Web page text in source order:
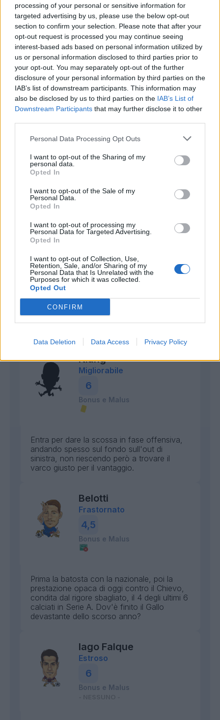
processing of your personal or sensitive information for
targeted advertising by us, please use the below opt-out
section to confirm your selection. Please note that after your
opt-out request is processed you may continue seeing
interest-based ads based on personal information utilized by
us or personal information disclosed to third parties prior to
your opt-out. You may separately opt-out of the further
disclosure of your personal information by third parties on the
IAB’s list of downstream participants. This information may
also be disclosed by us to third parties on the IAB’s List of
Downstream Participants that may further disclose it to other
Personal Data Processing Opt Outs
I want to opt-out of the Sharing of my
personal data.
Opted In
I want to opt-out of the Sale of my
Personal Data.
Opted In
I want to opt-out of processing my
Personal Data for Targeted Advertising.
Opted In
I want to opt-out of Collection, Use,
Retention, Sale, and/or Sharing of my
Personal Data that Is Unrelated with the
Purposes for which it was collected.
Opted Out
CONFIRM
Data Deletion Data Access Privacy Policy
Lo stacco di testa sul gol del pareggio è da
antologia, superando per tempismo sia
Cesar che soprattutto Tomovic. Per il resto
gioca la solita gara di qualità, chiusa con
ben l'80% di passaggi riusciti.
Obi
Arrembante
Non parte benissimo, ma si riprende alla
cross di sinistro che vale l'1-1 per la squadra
di Mihajlovic.
Berenguer
5,5
Bonus e Malus
- NESSUNO -
Fa poco per meritare la sufficienza,
Niang
Migliorabile
6
Bonus e Malus
Entra per dare la scossa in fase offensiva,
andando spesso sul fondo sull'out di
sinistra, non riescendo però a trovare il
varco giusto per il vantaggio.
Belotti
Frastornato
4,5
Bonus e Malus
Prima la batosta con la nazionale, poi la
prestazione opaca di oggi contro il Chievo,
condita dal rigore sbagliato, il 4 degli ultimi 6
calciati in Serie A. Dov'è finito il Gallo
devastante dello scorso anno?
Iago Falque
Estroso
6
Bonus e Malus